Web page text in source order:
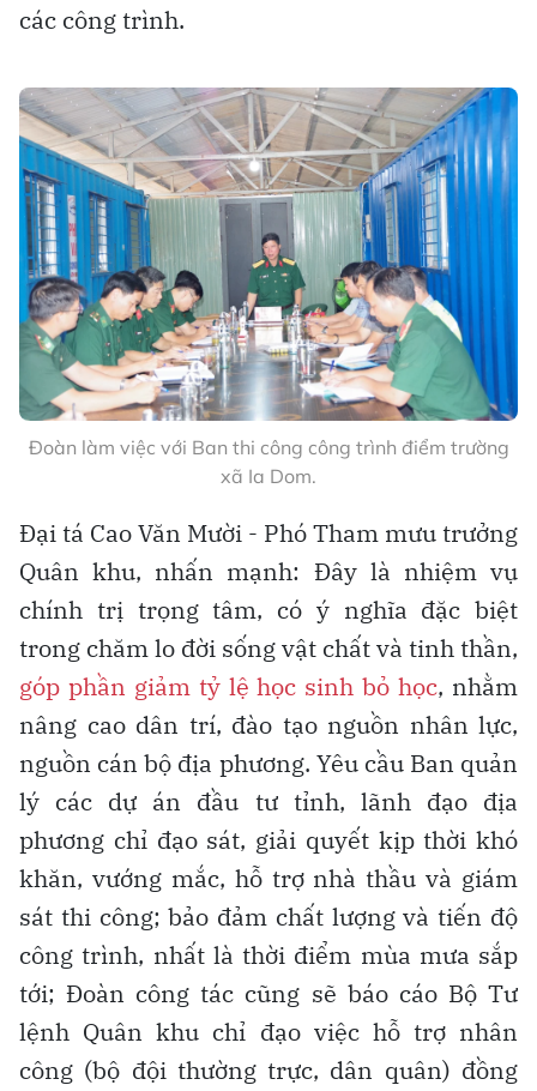
các công trình.
Đoàn làm việc với Ban thi công công trình điểm trường
xã Ia Dom.
Đại tá Cao Văn Mười - Phó Tham mưu trưởng
Quân khu, nhấn mạnh: Đây là nhiệm vụ
chính trị trọng tâm, có ý nghĩa đặc biệt
trong chăm lo đời sống vật chất và tinh thần,
góp phần giảm tỷ lệ học sinh bỏ học, nhằm
nâng cao dân trí, đào tạo nguồn nhân lực,
nguồn cán bộ địa phương. Yêu cầu Ban quản
lý các dự án đầu tư tỉnh, lãnh đạo địa
phương chỉ đạo sát, giải quyết kịp thời khó
khăn, vướng mắc, hỗ trợ nhà thầu và giám
sát thi công; bảo đảm chất lượng và tiến độ
công trình, nhất là thời điểm mùa mưa sắp
tới; Đoàn công tác cũng sẽ báo cáo Bộ Tư
lệnh Quân khu chỉ đạo việc hỗ trợ nhân
công (bộ đội thường trực, dân quân) đồng